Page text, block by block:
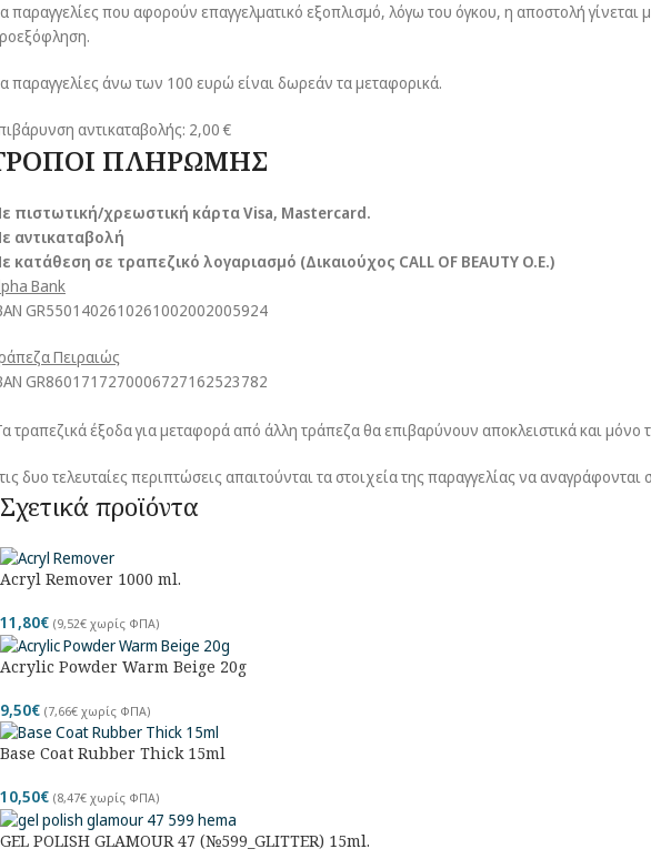
παραγγελίες που αφορούν επαγγελματικό εξοπλισμό, λόγω του όγκου, η αποστολή γίνεται
παραγγελίες άνω των 100 ευρώ είναι δωρεάν τα μεταφορικά.
αντικαταβολής: 2,00 €
ΠΛΗΡΩΜΗΣ
πιστωτική/χρεωστική κάρτα Visa, Mastercard.
αντικαταβολή
κατάθεση σε τραπεζικό λογαριασμό (Δικαιούχος CALL OF BEAUTY O.E.)
Bank
GR5501402610261002002005924
Πειραιώς
GR8601717270006727162523782
τραπεζικά έξοδα για μεταφορά από άλλη τράπεζα θα επιβαρύνουν αποκλειστικά και μόνο
δυο τελευταίες περιπτώσεις απαιτούνται τα στοιχεία της παραγγελίας να αναγράφονται
Σχετικά προϊόντα
Acryl Remover 1000 ml.
11,80€ (9,52€ χωρίς ΦΠΑ)
Acrylic Powder Warm Beige 20g
9,50€ (7,66€ χωρίς ΦΠΑ)
Base Coat Rubber Thick 15ml
10,50€ (8,47€ χωρίς ΦΠΑ)
GEL POLISH GLAMOUR 47 (№599_GLITTER) 15ml.